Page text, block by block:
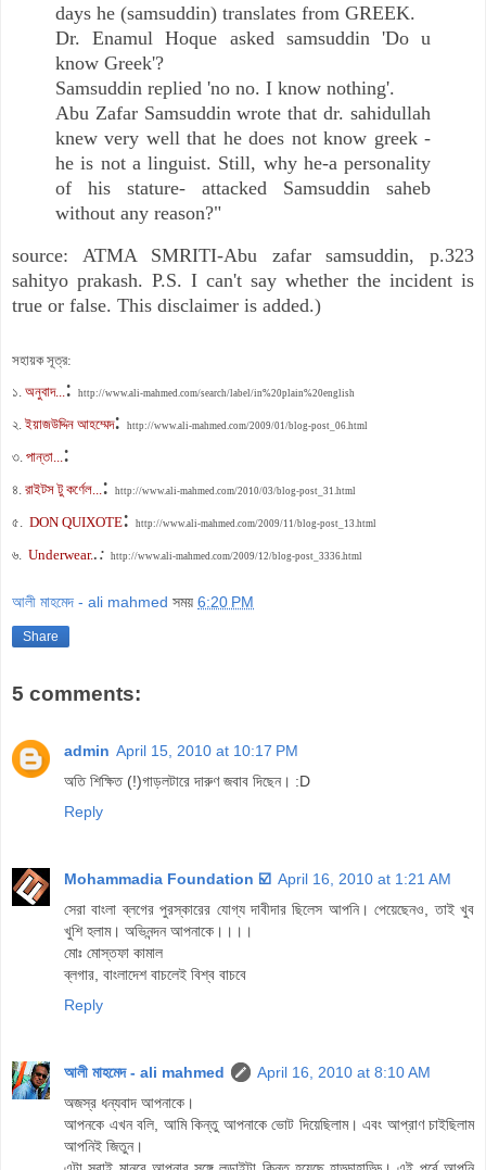
days he (samsuddin) translates from GREEK.
Dr. Enamul Hoque asked samsuddin 'Do u
know Greek'?
Samsuddin replied 'no no. I know nothing'.
Abu Zafar Samsuddin wrote that dr. sahidullah
knew very well that he does not know greek -
he is not a linguist. Still, why he-a personality
of his stature- attacked Samsuddin saheb
without any reason?"
source: ATMA SMRITI-Abu zafar samsuddin, p.323
sahityo prakash. P.S. I can't say whether the incident is
true or false. This disclaimer is added.)
সহায়ক সূত্র:
১. অনুবাদ... : http://www.ali-mahmed.com/search/label/in%20plain%20english
২.ইয়াজউদ্দিন আহম্মেদ: http://www.ali-mahmed.com/2009/01/blog-post_06.html
৩. পান্তা... :
৪. রাইটস টু কর্ণেল... : http://www.ali-mahmed.com/2010/03/blog-post_31.html
৫. DON QUIXOTE: http://www.ali-mahmed.com/2009/11/blog-post_13.html
৬. Underwear..: http://www.ali-mahmed.com/2009/12/blog-post_3336.html
আলী মাহমেদ - ali mahmed সময় 6:20 PM
Share
5 comments:
admin April 15, 2010 at 10:17 PM
অতি শিক্ষিত (!)গাড়লটারে দারুণ জবাব দিছেন। :D
Reply
Mohammadia Foundation ☑️ April 16, 2010 at 1:21 AM
সেরা বাংলা ব্লগের পুরস্কারের যোগ্য দাবীদার ছিলেস আপনি। পেয়েছেনও, তাই খুব
খুশি হলাম। অভিনন্দন আপনাকে।।।।
মোঃ মোস্তফা কামাল
ব্লগার, বাংলাদেশ বাচলেই বিশ্ব বাচবে
Reply
আলী মাহমেদ - ali mahmed
April 16, 2010 at 8:10 AM
অজস্র ধন্যবাদ আপনাকে।
আপনকে এখন বলি, আমি কিন্তু আপনাকে ভোট দিয়েছিলাম। এবং আপ্রাণ চাইছিলাম
আপনিই জিতুন।